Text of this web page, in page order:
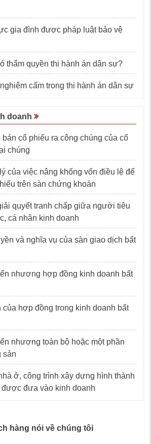
gia đình được pháp luật bảo vệ
thẩm quyền thi hành án dân sự?
cấm trong thi hành án dân sự
doanh
cổ phiếu ra công chúng của cổ
chúng
của việc nâng khống vốn điều lệ để
trên sàn chứng khoán
quyết tranh chấp giữa người tiêu
cá nhân kinh doanh
và nghĩa vụ của sàn giao dịch bất
nhượng hợp đồng kinh doanh bất
của hợp đồng trong kinh doanh bất
nhượng toàn bộ hoặc một phần
sản
ở, công trình xây dựng hình thành
đưa vào kinh doanh
hàng nói về chúng tôi